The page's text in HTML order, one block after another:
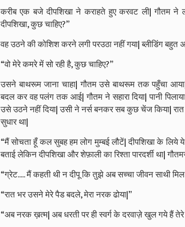
करीब एक बजे दीपशिखा ने कराहते हुए करवट ली| गौतम
दीपशिखा, कुछ चाहिए?”
वह उठने की कोशिश करने लगी परउठा नहीं गया| ब्लीडिंग बहुत
“वो मेरे कमरे में सो रही है, कुछ चाहिए?”
उसने बाथरूम जाना चाहा| गौतम उसे बाथरूम तक पहुँचा
बदल कर वह पलंग तक आई| गौतम ने सहारा दिया| पानी
उसे उठने नहीं दिया| उसी ने नर्स बनकर सब कुछ चेंज किया|
सुधार था|
“मैं सोचता हूँ कल सुबह हम लोग मुम्बई लौटें| दीपशिखा के लिये ये
बताई लेकिन दीपशिखा और शेफ़ाली का रिश्ता पारदर्शी था|
“ग्रेट..... मैं कहती थी न दीपू कि तुझे अब सच्चा जीवन साथी
“रात भर उसने मेरे पैड बदले, मेरा नरक ढोया|”
“अब नरक ख़त्म| अब धरती पर ही स्वर्ग के दरवाज़े खुल गये हैं